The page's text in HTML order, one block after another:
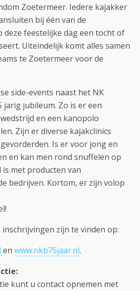
Zoetermeer. Iedere kajakker
bij één van de
deze feestelijke dag een tocht of
Uiteindelijk komt alles samen
te Zoetermeer voor de
side-events naast het NK
jarig jubileum. Zo is er een
en een kanopolo
Zijn er diverse kajakclinics
Is er voor jong en
en kan men rond snuffelen op
met producten van
bedrijven. Kortom, er zijn volop
zijn te vinden op:
en www.nkb75jaar.nl.
kunt u contact opnemen met